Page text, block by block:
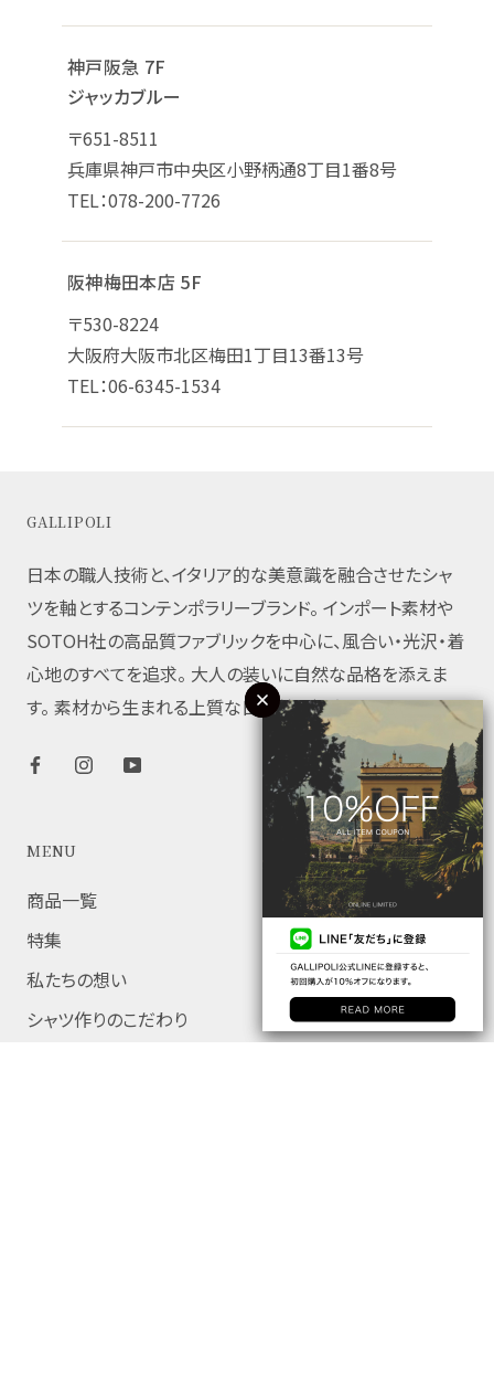
神戸阪急 7F
ジャッカブルー
〒651-8511
兵庫県神戸市中央区小野柄通8丁目1番8号
TEL：078-200-7726
阪神梅田本店 5F
〒530-8224
大阪府大阪市北区梅田1丁目13番13号
TEL：06-6345-1534
GALLIPOLI
日本の職人技術と、イタリア的な美意識を融合させたシャ
ツを軸とするコンテンポラリーブランド。 インポート素材や
SOTOH社の高品質ファブリックを中心に、風合い・光沢・着
心地のすべてを追求。 大人の装いに自然な品格を添えま
す。 素材から生まれる上質な日常着を提案します。
MENU
商品一覧
特集
私たちの想い
シャツ作りのこだわり